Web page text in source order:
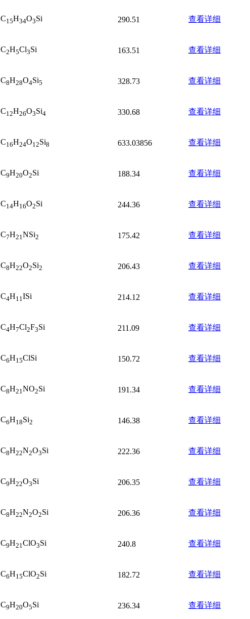
C15H34O3Si 290.51 查看详细
C2H5Cl3Si 163.51 查看详细
C8H28O4Si5 328.73 查看详细
C12H26O3Si4 330.68 查看详细
C16H24O12Si8 633.03856 查看详细
C9H20O2Si 188.34 查看详细
C14H16O2Si 244.36 查看详细
C7H21NSi2 175.42 查看详细
C8H22O2Si2 206.43 查看详细
C4H11ISi 214.12 查看详细
C4H7Cl2F3Si 211.09 查看详细
C6H15ClSi 150.72 查看详细
C8H21NO2Si 191.34 查看详细
C6H18Si2 146.38 查看详细
C8H22N2O3Si 222.36 查看详细
C9H22O3Si 206.35 查看详细
C8H22N2O2Si 206.36 查看详细
C9H21ClO3Si 240.8 查看详细
C6H15ClO2Si 182.72 查看详细
C9H20O5Si 236.34 查看详细